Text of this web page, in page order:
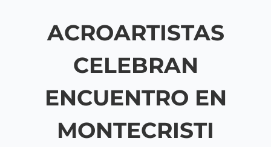
ACROARTISTAS
CELEBRAN
ENCUENTRO EN
MONTECRISTI